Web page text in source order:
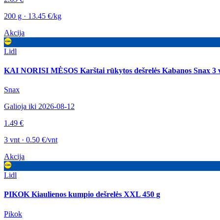
200 g · 13.45 €/kg
Akcija
Lidl
KAI NORISI MĖSOS Karštai rūkytos dešrelės Kabanos Snax 3
Snax
Galioja iki 2026-08-12
1.49 €
3 vnt · 0.50 €/vnt
Akcija
Lidl
PIKOK Kiaulienos kumpio dešrelės XXL 450 g
Pikok